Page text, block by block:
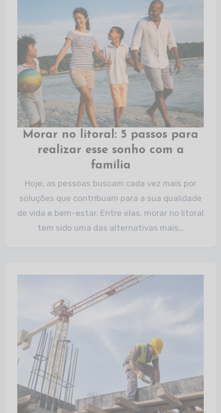
Morar no litoral: 5 passos para
realizar esse sonho com a
família
Hoje, as pessoas buscam cada vez mais por
soluções que contribuam para a sua qualidade
de vida e bem-estar. Entre elas, morar no litoral
tem sido uma das alternativas mais…